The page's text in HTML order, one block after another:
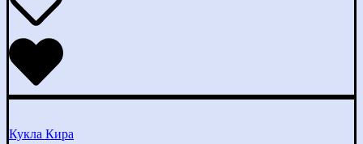
Кукла Кира